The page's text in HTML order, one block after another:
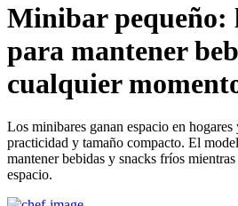
Minibar pequeño:
para mantener
cualquier
Los minibares ganan espacio en
practicidad y tamaño compacto. El
mantener bebidas y snacks fríos
espacio.